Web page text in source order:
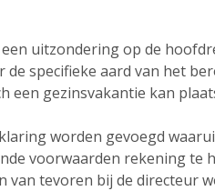
uitzondering op de
specifieke aard van het
een gezinsvakantie kan
worden gevoegd
voorwaarden rekening te
van tevoren bij de directeur